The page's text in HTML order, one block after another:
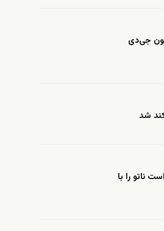
اوچون جی‌دی
شد
ناتو را با